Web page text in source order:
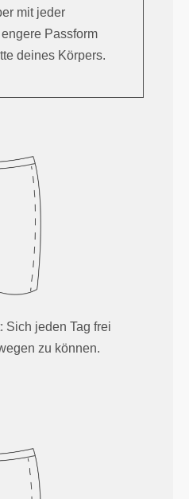
mit jeder
Passform
deines Körpers.
Sich jeden Tag frei
zu können.